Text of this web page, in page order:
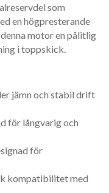
som
en högpresterande
motor en pålitlig
i toppskick.
jämn och stabil drift
för långvarig och
för
kompatibilitet med